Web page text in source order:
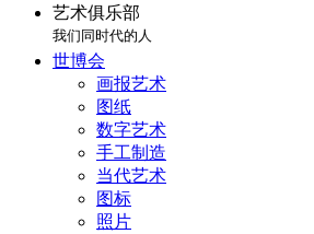
艺术俱乐部
我们同时代的人
世博会
画报艺术
图纸
数字艺术
手工制造
当代艺术
图标
照片